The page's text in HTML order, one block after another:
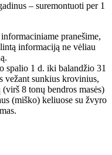
– suremontuoti per 1
pranešime,
informaciją ne vėliau
spalio 1 d. iki balandžio 31
vežant sunkius krovinius,
8 tonų bendros masės)
(miško) keliuose su žvyro